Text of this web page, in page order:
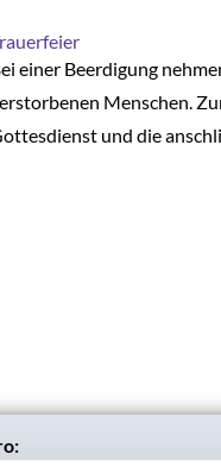
einer Beerdigung
Menschen.
und die